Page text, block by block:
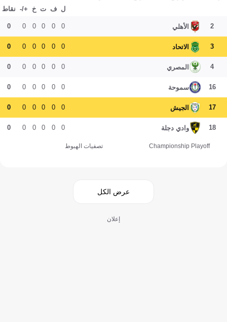
ل ف ت خ +/- نقاط
2 الأهلي 0
0
0
0
0
0
3 الاتحاد 0
0
0
0
0
0
4 المصري 0
0
0
0
0
0
16 سموحة 0
0
0
0
0
0
17 الجيش 0
0
0
0
0
0
18 وادي دجلة 0
0
0
0
0
0
Championship Playoff تصفيات الهبوط
عرض الكل
إعلان